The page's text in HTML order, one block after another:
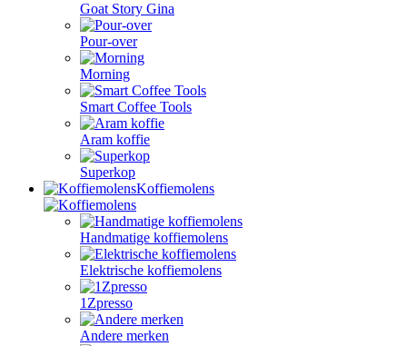
Goat Story Gina
Pour-over
Morning
Smart Coffee Tools
Aram koffie
Superkop
Koffiemolens
Handmatige koffiemolens
Elektrische koffiemolens
1Zpresso
Andere merken